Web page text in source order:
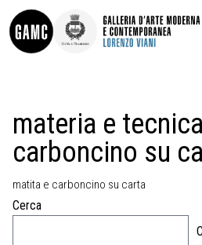
CONTATTI
DIDATTICA
SHOP
LE COLLEZIONI
GLI AUTORI
materia e
carboncino su
matita e carboncino su carta
Cerca